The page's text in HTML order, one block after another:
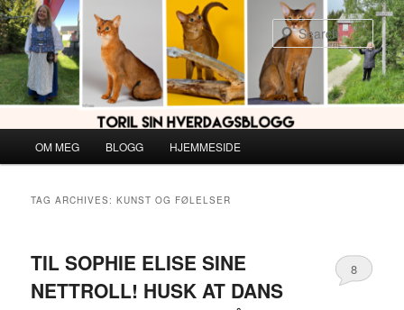
Skip
to
primary
content
Skip
to
secondary
content
OM MEG BLOGG HJEMMESIDE
TAG ARCHIVES:KUNST OG FØLELSER
TIL SOPHIE ELISE SINE
NETTROLL! HUSK AT DANS
8